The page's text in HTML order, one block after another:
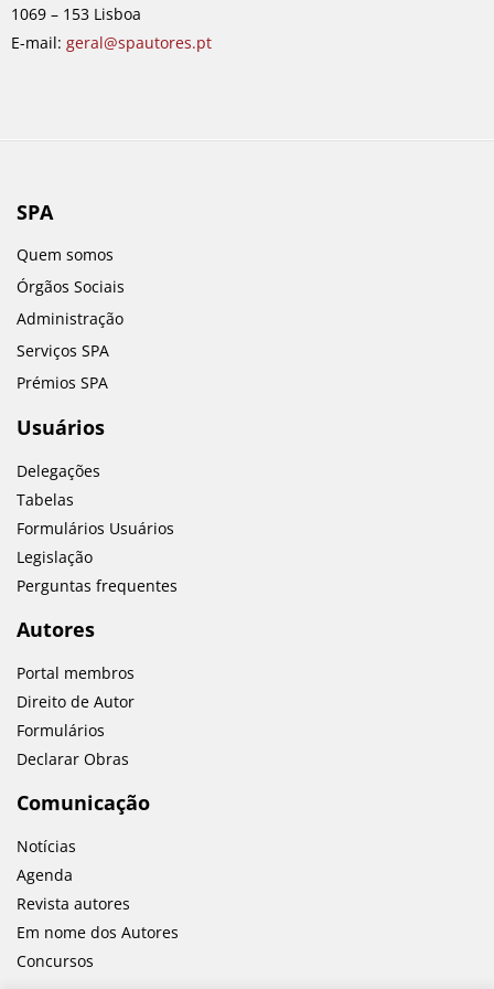
m
1069 – 153 Lisboa
E-mail: geral@spautores.pt
SPA
Quem somos
Órgãos Sociais
Administração
Serviços SPA
Prémios SPA
Usuários
Delegações
Tabelas
Formulários Usuários
Legislação
Perguntas frequentes
Autores
Portal membros
Direito de Autor
Formulários
Declarar Obras
Comunicação
Notícias
Agenda
Revista autores
Em nome dos Autores
Concursos